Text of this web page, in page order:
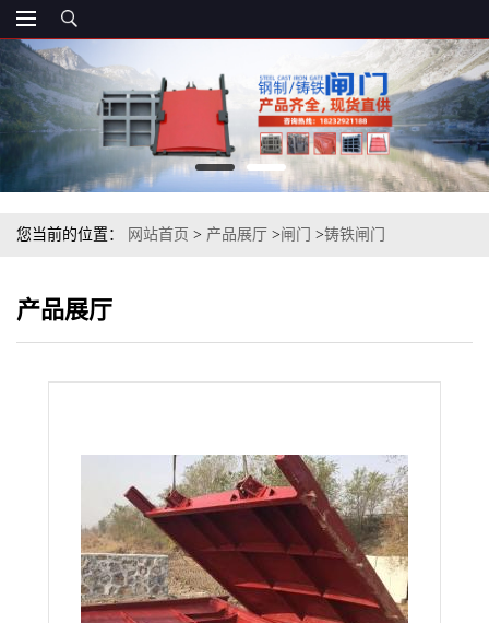
您当前的位置： 网站首页 > 产品展厅 >闸门 >铸铁闸门
产品展厅